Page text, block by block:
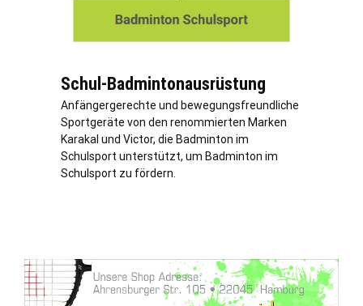
Schul-Badmintonausrüstung
Anfängergerechte und bewegungsfreundliche
Sportgeräte von den renommierten Marken
Karakal und Victor, die Badminton im
Schulsport unterstützt, um Badminton im
Schulsport zu fördern.